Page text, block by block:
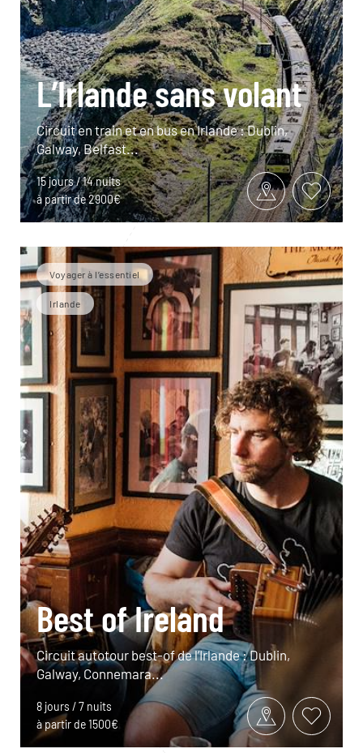
L’Irlande sans volant
Circuit en train et en bus en Irlande : Dublin,
Galway, Belfast...
15 jours / 14 nuits
à partir de 2900€
Voyager à l’essentiel
Irlande
Best of Ireland
Circuit autotour best-of de l’Irlande : Dublin,
Galway, Connemara...
8 jours / 7 nuits
à partir de 1500€